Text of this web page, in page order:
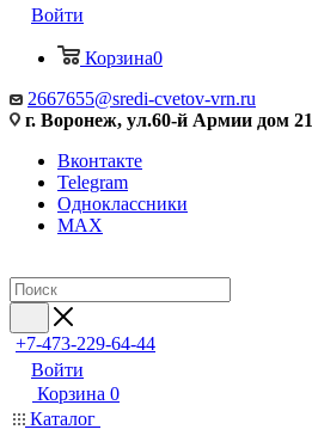
Войти
Корзина0
2667655@sredi-cvetov-vrn.ru
г. Воронеж, ул.60-й Армии дом 21
Вконтакте
Telegram
Одноклассники
MAX
+7-473-229-64-44
Войти
Корзина 0
Каталог